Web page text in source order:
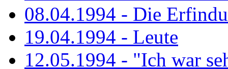
08.04.1994 - Die
19.04.1994 - Leute
12.05.1994 - "Ich war